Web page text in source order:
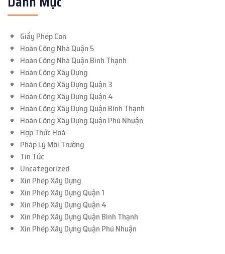
Giấy Phép Con
Hoàn Công Nhà Quận 5
Hoàn Công Nhà Quận Bình Thạnh
Hoàn Công Xây Dựng
Hoàn Công Xây Dựng Quận 3
Hoàn Công Xây Dựng Quận 4
Hoàn Công Xây Dựng Quận Bình Thạnh
Hoàn Công Xây Dựng Quận Phú Nhuận
Hợp Thức Hoá
Pháp Lý Môi Trường
Tin Tức
Uncategorized
Xin Phép Xây Dựng
Xin Phép Xây Dựng Quận 1
Xin Phép Xây Dựng Quận 4
Xin Phép Xây Dựng Quận Bình Thạnh
Xin Phép Xây Dựng Quận Phú Nhuận